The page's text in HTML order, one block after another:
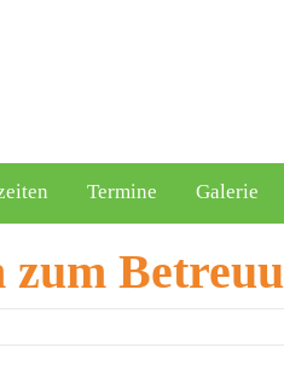
Termine Galerie